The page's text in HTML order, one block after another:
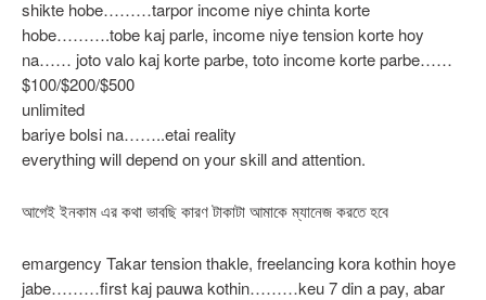
shikte hobe………tarpor income niye chinta korte
hobe……….tobe kaj parle, income niye tension korte hoy
na…… joto valo kaj korte parbe, toto income korte parbe……
$100/$200/$500
unlimited
bariye bolsi na……..etai reality
everything will depend on your skill and attention.
আগেই ইনকাম এর কথা ভাবছি কারণ টাকাটা আমাকে ম্যানেজ করতে হবে
emargency Takar tension thakle, freelancing kora kothin hoye
jabe………first kaj pauwa kothin………keu 7 din a pay, abar